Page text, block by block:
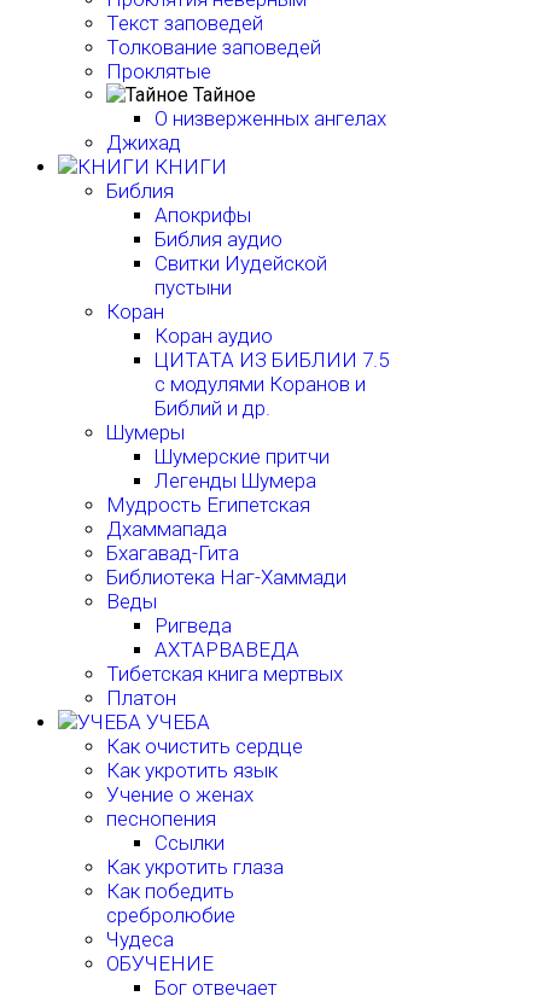
Текст заповедей
Толкование заповедей
Проклятые
Тайное
О низверженных ангелах
Джихад
КНИГИ
Библия
Апокрифы
Библия аудио
Свитки Иудейской
пустыни
Коран
Коран аудио
ЦИТАТА ИЗ БИБЛИИ 7.5
с модулями Коранов и
Библий и др.
Шумеры
Шумерские притчи
Легенды Шумера
Мудрость Египетская
Дхаммапада
Бхагавад-Гита
Библиотека Наг-Хаммади
Веды
Ригведа
АХТАРВАВЕДА
Тибетская книга мертвых
Платон
УЧЕБА
Как очистить сердце
Как укротить язык
Учение о женах
песнопения
Ссылки
Как укротить глаза
Как победить
сребролюбие
Чудеса
ОБУЧЕНИЕ
Бог отвечает